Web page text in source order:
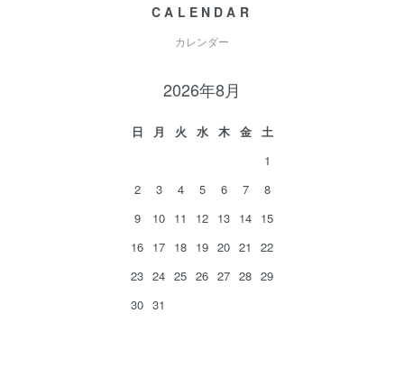
CALENDAR
カレンダー
2026年8月
日 月 火 水 木 金
土
1
2
3 4 5 6 7
8
9
10 11 12 13 14 15
16 17 18 19 20 21
22
23 24 25 26 27 28 29
30 31